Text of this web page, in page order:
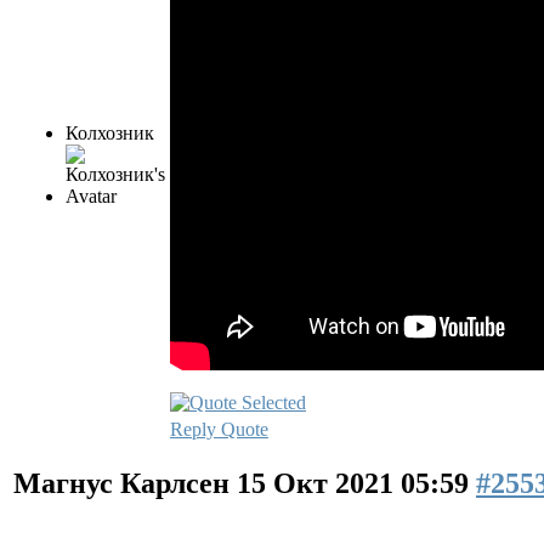
Колхозник
Reply Quote
Магнус Карлсен 15 Окт 2021 05:59